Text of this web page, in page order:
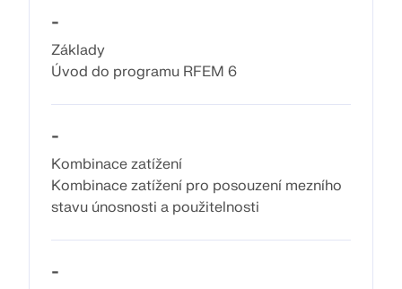
Začínáme
Aplikace
Objekty modelu
Předplatné a ceny
Příklady
-
Základy
Úvod do programu RFEM 6
-
Kombinace zatížení
Kombinace zatížení pro posouzení mezního
stavu únosnosti a použitelnosti
-